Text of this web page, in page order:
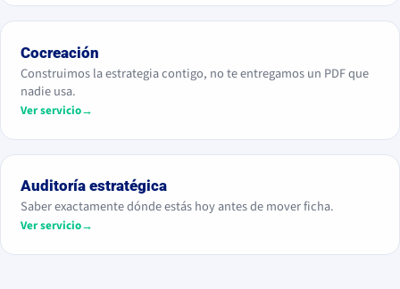
Cocreación
Construimos la estrategia contigo, no te entregamos un PDF que
nadie usa.
Ver servicio→
Auditoría estratégica
Saber exactamente dónde estás hoy antes de mover ficha.
Ver servicio→